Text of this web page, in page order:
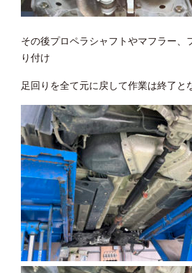
その後プロペラシャフトやマフラー、
り付け
足回りを全て元に戻して作業は終了と